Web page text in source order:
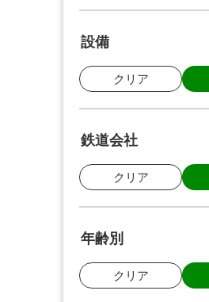
設備
クリア
鉄道会社
クリア
年齢別
クリア